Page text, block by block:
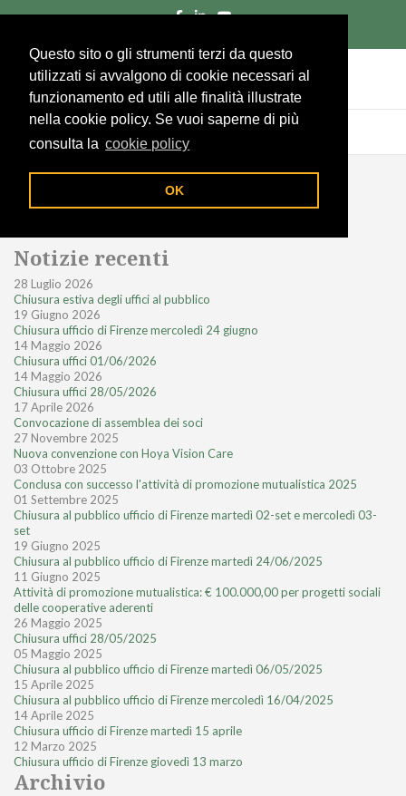
Questo sito o gli strumenti terzi da questo
utilizzati si avvalgono di cookie necessari al
funzionamento ed utili alle finalità illustrate
nella cookie policy. Se vuoi saperne di più
consulta la cookie policy
OK
Notizie recenti
28 Luglio 2026
Chiusura estiva degli uffici al pubblico
19 Giugno 2026
Chiusura ufficio di Firenze mercoledì 24 giugno
14 Maggio 2026
Chiusura uffici 01/06/2026
14 Maggio 2026
Chiusura uffici 28/05/2026
17 Aprile 2026
Convocazione di assemblea dei soci
27 Novembre 2025
Nuova convenzione con Hoya Vision Care
03 Ottobre 2025
Conclusa con successo l'attività di promozione mutualistica 2025
01 Settembre 2025
Chiusura al pubblico ufficio di Firenze martedì 02-set e mercoledì 03-
set
19 Giugno 2025
Chiusura al pubblico ufficio di Firenze martedì 24/06/2025
11 Giugno 2025
Attività di promozione mutualistica: € 100.000,00 per progetti sociali
delle cooperative aderenti
26 Maggio 2025
Chiusura uffici 28/05/2025
05 Maggio 2025
Chiusura al pubblico ufficio di Firenze martedì 06/05/2025
15 Aprile 2025
Chiusura al pubblico ufficio di Firenze mercoledì 16/04/2025
14 Aprile 2025
Chiusura ufficio di Firenze martedì 15 aprile
12 Marzo 2025
Chiusura ufficio di Firenze giovedì 13 marzo
Archivio